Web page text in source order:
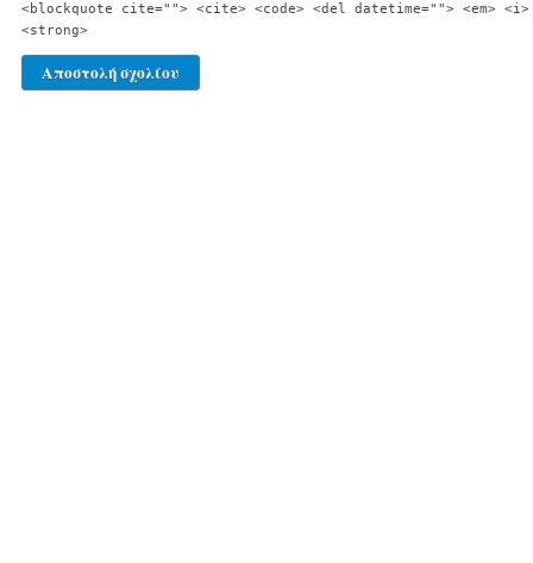
<blockquote cite=""> <cite> <code> <del datetime=""> <em>
<strong>